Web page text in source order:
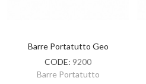
Barre Portatutto Geo
CODE: 9200
Barre Portatutto